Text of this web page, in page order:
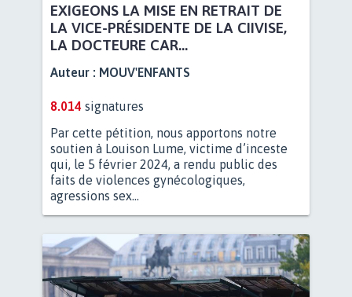
EXIGEONS LA MISE EN RETRAIT DE
LA VICE-PRÉSIDENTE DE LA CIIVISE,
LA DOCTEURE CAR...
Auteur : MOUV'ENFANTS
8.014 signatures
Par cette pétition, nous apportons notre
soutien à Louison Lume, victime d’inceste
qui, le 5 février 2024, a rendu public des
faits de violences gynécologiques,
agressions sex...